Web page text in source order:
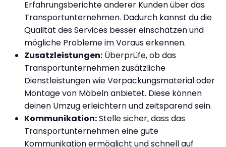
Erfahrungsberichte anderer Kunden über das
Transportunternehmen. Dadurch kannst du die
Qualität des Services besser einschätzen und
mögliche Probleme im Voraus erkennen.
Zusatzleistungen: Überprüfe, ob das
Transportunternehmen zusätzliche
Dienstleistungen wie Verpackungsmaterial oder
Montage von Möbeln anbietet. Diese können
deinen Umzug erleichtern und zeitsparend sein.
Kommunikation:Stelle sicher, dass das
Transportunternehmen eine gute
Kommunikation ermöglicht und schnell auf